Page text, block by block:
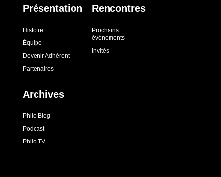
Présentation
Histoire
Équipe
Devenir Adhérent
Partenaires
Rencontres
Prochains
événements
Invités
Archives
Philo Blog
Podcast
Philo TV